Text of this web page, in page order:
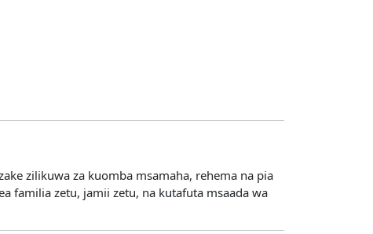
zilikuwa za kuomba msamaha, rehema na pia
familia zetu, jamii zetu, na kutafuta msaada wa